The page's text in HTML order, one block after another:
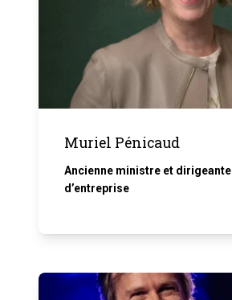
Muriel Pénicaud
Ancienne ministre et dirigeante
d’entreprise